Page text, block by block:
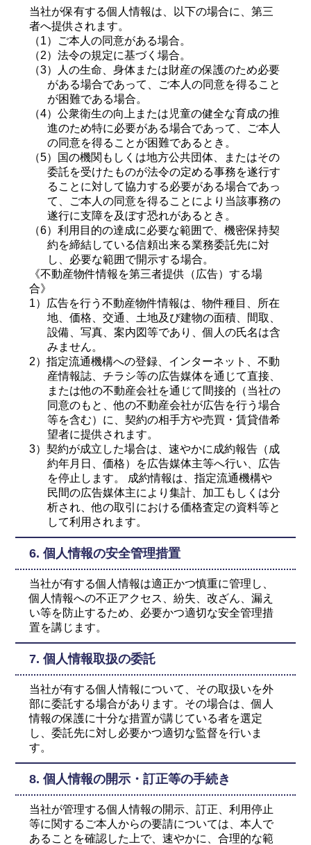
当社が保有する個人情報は、以下の場合に、第三
者へ提供されます。
（1）ご本人の同意がある場合。
（2）法令の規定に基づく場合。
（3）人の生命、身体または財産の保護のため必要
がある場合であって、ご本人の同意を得ること
が困難である場合。
（4）公衆衛生の向上または児童の健全な育成の推
進のため特に必要がある場合であって、ご本人
の同意を得ることが困難であるとき。
（5）国の機関もしくは地方公共団体、またはその
委託を受けたものが法令の定める事務を遂行す
ることに対して協力する必要がある場合であっ
て、ご本人の同意を得ることにより当該事務の
遂行に支障を及ぼす恐れがあるとき。
（6）利用目的の達成に必要な範囲で、機密保持契
約を締結している信頼出来る業務委託先に対
し、必要な範囲で開示する場合。
《不動産物件情報を第三者提供（広告）する場
合》
1）広告を行う不動産物件情報は、物件種目、所在
地、価格、交通、土地及び建物の面積、間取、
設備、写真、案内図等であり、個人の氏名は含
みません。
2）指定流通機構への登録、インターネット、不動
産情報誌、チラシ等の広告媒体を通じて直接、
または他の不動産会社を通じて間接的（当社の
同意のもと、他の不動産会社が広告を行う場合
等を含む）に、契約の相手方や売買・賃貸借希
望者に提供されます。
3）契約が成立した場合は、速やかに成約報告（成
約年月日、価格）を広告媒体主等へ行い、広告
を停止します。 成約情報は、指定流通機構や
民間の広告媒体主により集計、加工もしくは分
析され、他の取引における価格査定の資料等と
して利用されます。
6. 個人情報の安全管理措置
当社が有する個人情報は適正かつ慎重に管理し、
個人情報への不正アクセス、紛失、改ざん、漏え
い等を防止するため、必要かつ適切な安全管理措
置を講じます。
7. 個人情報取扱の委託
当社が有する個人情報について、その取扱いを外
部に委託する場合があります。その場合は、個人
情報の保護に十分な措置が講じている者を選定
し、委託先に対し必要かつ適切な監督を行いま
す。
8. 個人情報の開示・訂正等の手続き
当社が管理する個人情報の開示、訂正、利用停止
等に関するご本人からの要請については、本人で
あることを確認した上で、速やかに、合理的な範